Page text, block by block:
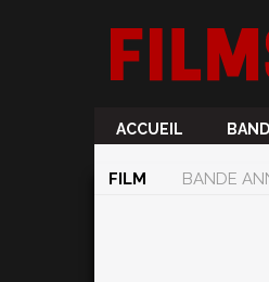
ACCUEIL
FILM BANDE